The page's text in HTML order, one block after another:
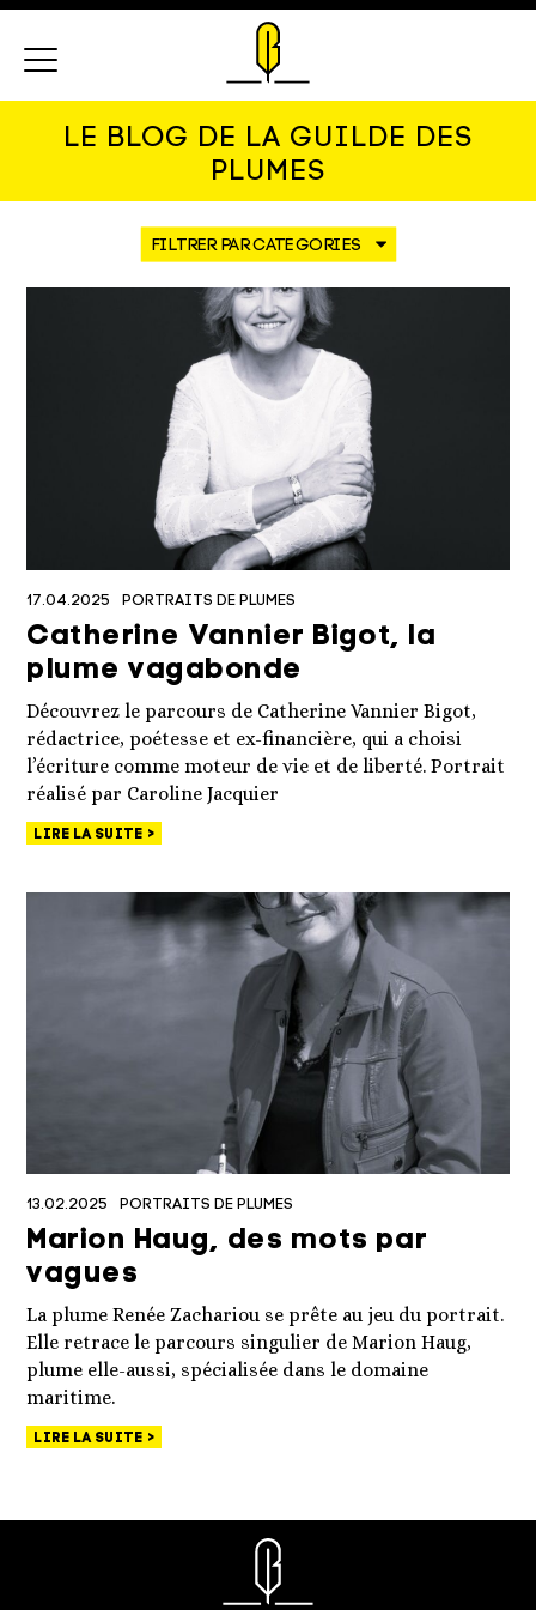
LE BLOG DE LA GUILDE DES
PLUMES
17.04.2025 PORTRAITS DE PLUMES
Catherine Vannier Bigot, la
plume vagabonde
Découvrez le parcours de Catherine Vannier Bigot,
rédactrice, poétesse et ex-financière, qui a choisi
l’écriture comme moteur de vie et de liberté. Portrait
réalisé par Caroline Jacquier
LIRE LA SUITE
13.02.2025 PORTRAITS DE PLUMES
Marion Haug, des mots par
vagues
La plume Renée Zachariou se prête au jeu du portrait.
Elle retrace le parcours singulier de Marion Haug,
plume elle-aussi, spécialisée dans le domaine
maritime.
LIRE LA SUITE